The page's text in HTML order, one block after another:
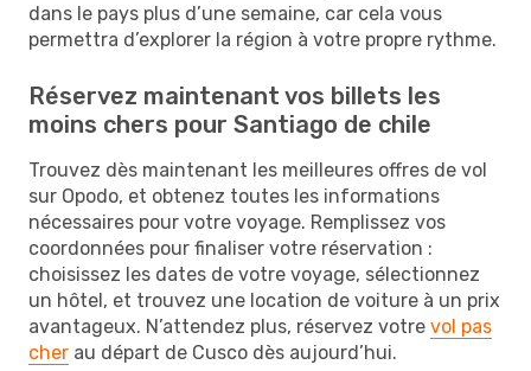
dans le pays plus d’une semaine, car cela vous
permettra d’explorer la région à votre propre rythme.
Réservez maintenant vos billets les
moins chers pour Santiago de chile
Trouvez dès maintenant les meilleures offres de vol
sur Opodo, et obtenez toutes les informations
nécessaires pour votre voyage. Remplissez vos
coordonnées pour finaliser votre réservation :
choisissez les dates de votre voyage, sélectionnez
un hôtel, et trouvez une location de voiture à un prix
avantageux. N’attendez plus, réservez votre vol pas
cher au départ de Cusco dès aujourd’hui.